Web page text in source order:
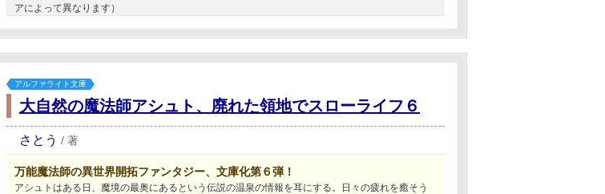
アによって異なります）
アルファライト文庫
大自然の魔法師アシュト、廃れた領地でスローライフ６
さとう / 著
万能魔法師の異世界開拓ファンタジー、文庫化第６弾！
アシュトはある日、魔境の最奥にあるという伝説の温泉の情報を耳にする。日々の疲れを癒そう